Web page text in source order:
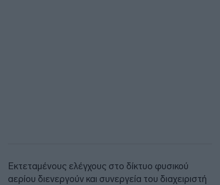
Εκτεταμένους ελέγχους στο δίκτυο φυσικού
αερίου διενεργούν και συνεργεία του διαχειριστή